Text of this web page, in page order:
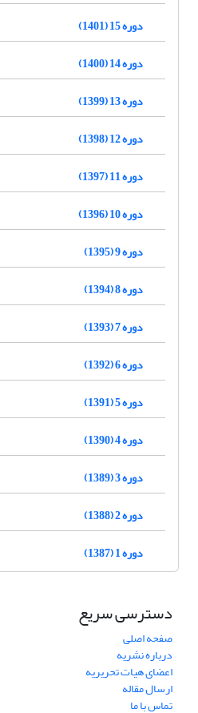
دوره 15 (1401)
دوره 14 (1400)
دوره 13 (1399)
دوره 12 (1398)
دوره 11 (1397)
دوره 10 (1396)
دوره 9 (1395)
دوره 8 (1394)
دوره 7 (1393)
دوره 6 (1392)
دوره 5 (1391)
دوره 4 (1390)
دوره 3 (1389)
دوره 2 (1388)
دوره 1 (1387)
دسترسی سریع
صفحه اصلی
درباره نشریه
اعضای هیات تحریریه
ارسال مقاله
تماس با ما